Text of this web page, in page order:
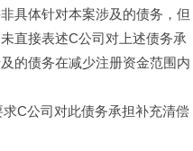
具体针对本案涉及的债务，但
直接表述C公司对上述债务承
的债务在减少注册资金范围内
C公司对此债务承担补充清偿